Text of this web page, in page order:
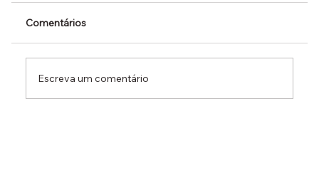
Comentários
Escreva um comentário